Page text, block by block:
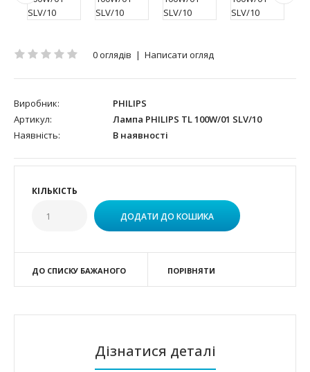
0 оглядів | Написати огляд
Виробник:
PHILIPS
Артикул:
Лампа PHILIPS TL 100W/01 SLV/10
Наявність:
В наявності
КІЛЬКІСТЬ
ДО СПИСКУ БАЖАНОГО ПОРІВНЯТИ
Дізнатися деталі